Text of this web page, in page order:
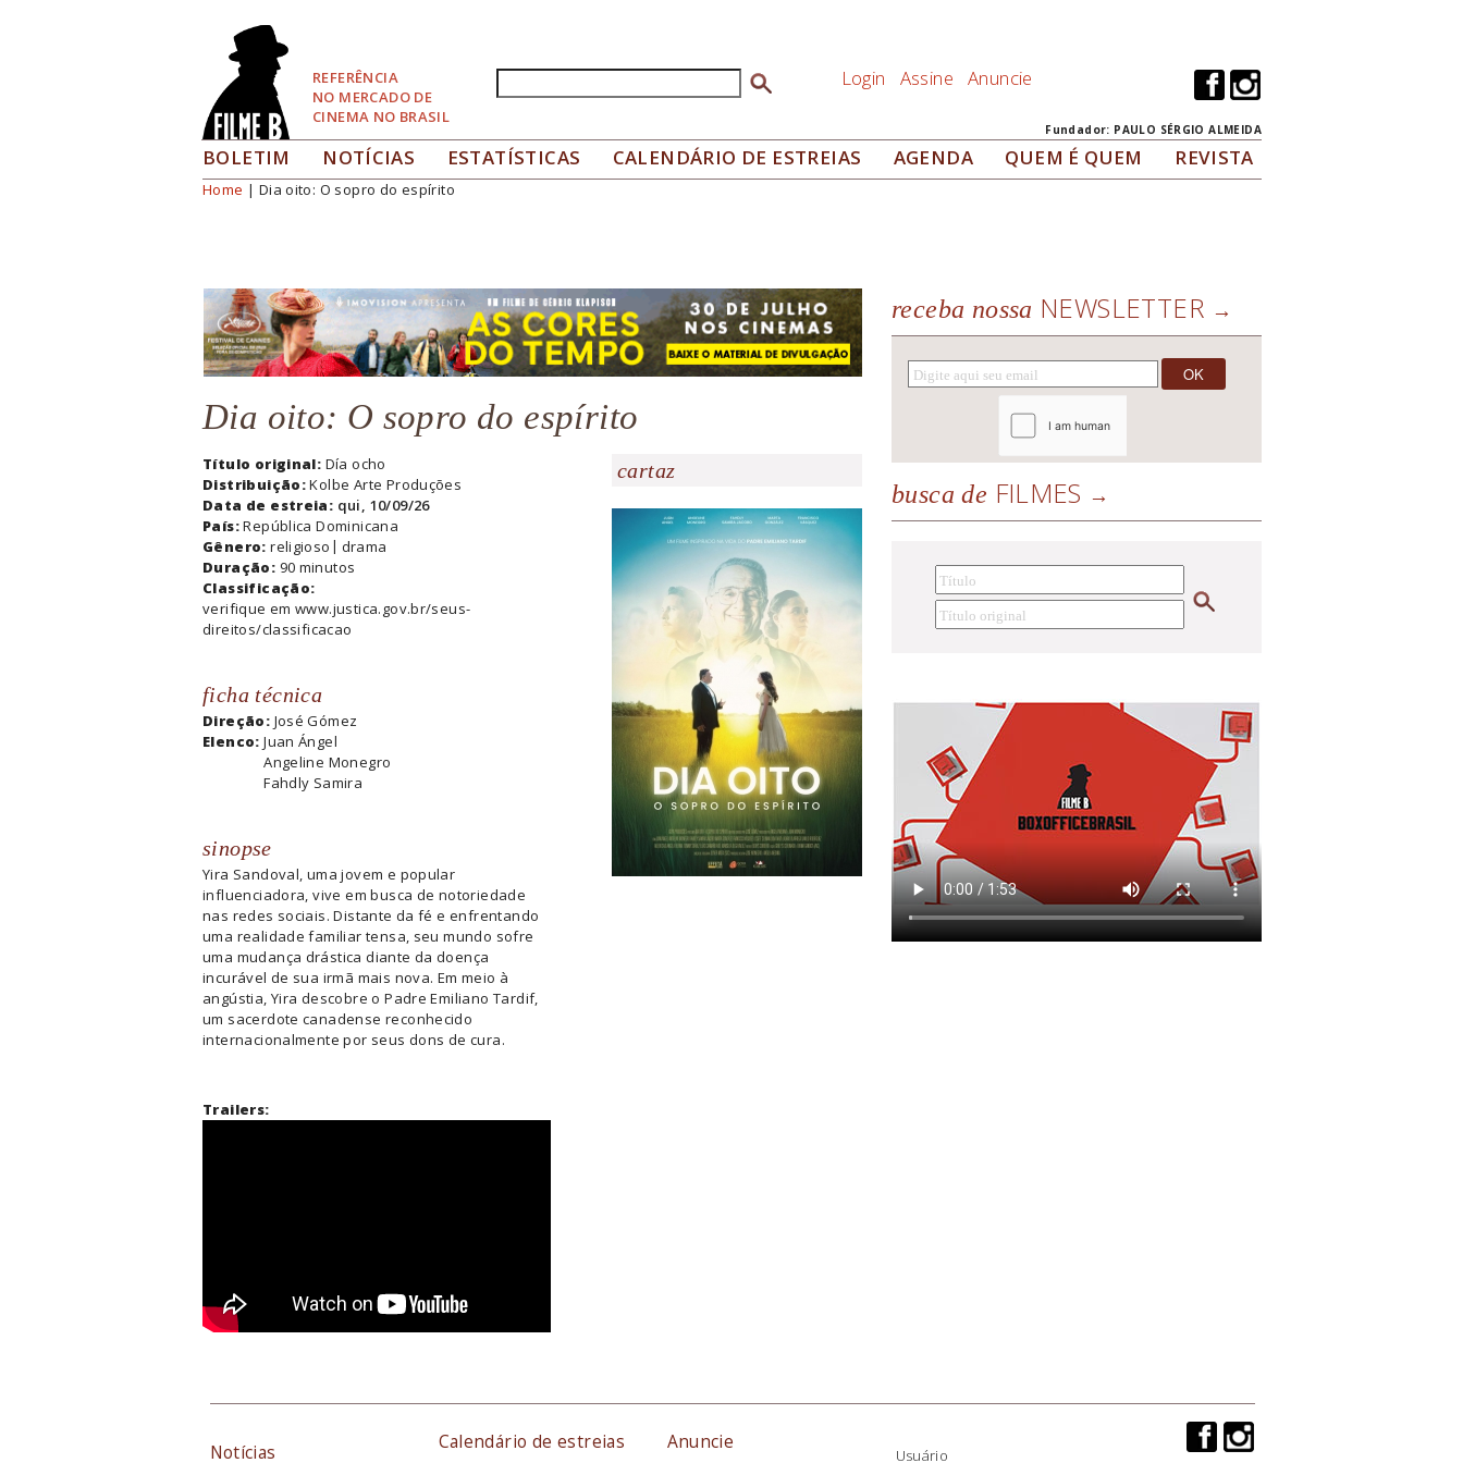
REFERÊNCIA
NO MERCADO DE
CINEMA NO BRASIL
Formulário de busca Login Assine Anuncie
Fundador: PAULO SÉRGIO ALMEIDA
BOLETIM NOTÍCIAS ESTATÍSTICAS CALENDÁRIO DE ESTREIAS AGENDA QUEM É QUEM REVISTA
Você está aqui
Home | Dia oito: O sopro do espírito
Dia oito: O sopro do espírito
Título original: Día ocho
Distribuição:Kolbe Arte Produções
Data de estreia: qui, 10/09/26
País:República Dominicana
Gênero:religioso
drama
Duração: 90 minutos
Classificação:
verifique em www.justica.gov.br/seus-
direitos/classificacao
ficha técnica
Direção: José Gómez
Elenco:Juan Ángel
Angeline Monegro
Fahdly Samira
sinopse
Yira Sandoval, uma jovem e popular
influenciadora, vive em busca de notoriedade
nas redes sociais. Distante da fé e enfrentando
uma realidade familiar tensa, seu mundo sofre
uma mudança drástica diante da doença
incurável de sua irmã mais nova. Em meio à
angústia, Yira descobre o Padre Emiliano Tardif,
um sacerdote canadense reconhecido
internacionalmente por seus dons de cura.
Trailers:
cartaz
receba nossa NEWSLETTER
busca de FILMES
Notícias Calendário de estreias Anuncie
Usuário